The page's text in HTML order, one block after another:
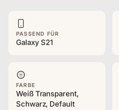
PASSEND FÜR
Galaxy S21
FARBE
Weiß Transparent,
Schwarz, Default